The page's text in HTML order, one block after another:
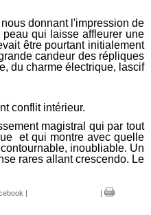
donnant l'impression de
qui laisse affleurer une
être pourtant initialement
candeur des répliques
du charme électrique, lascif
conflit intérieur.
magistral qui par tout
et qui montre avec quelle
inoubliable. Un
rares allant crescendo. Le
| |